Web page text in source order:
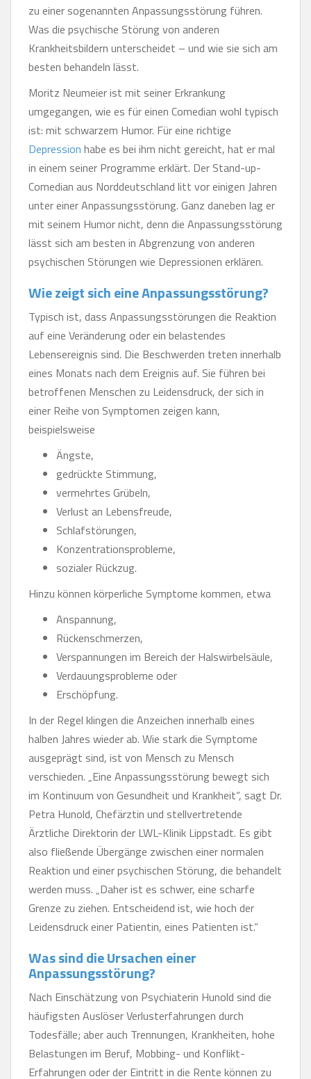
zu einer sogenannten Anpassungsstörung führen.
Was die psychische Störung von anderen
Krankheitsbildern unterscheidet – und wie sie sich am
besten behandeln lässt.
Moritz Neumeier ist mit seiner Erkrankung
umgegangen, wie es für einen Comedian wohl typisch
ist: mit schwarzem Humor. Für eine richtige
Depression habe es bei ihm nicht gereicht, hat er mal
in einem seiner Programme erklärt. Der Stand-up-
Comedian aus Norddeutschland litt vor einigen Jahren
unter einer Anpassungsstörung. Ganz daneben lag er
mit seinem Humor nicht, denn die Anpassungsstörung
lässt sich am besten in Abgrenzung von anderen
psychischen Störungen wie Depressionen erklären.
Wie zeigt sich eine Anpassungsstörung?
Typisch ist, dass Anpassungsstörungen die Reaktion
auf eine Veränderung oder ein belastendes
Lebensereignis sind. Die Beschwerden treten innerhalb
eines Monats nach dem Ereignis auf. Sie führen bei
betroffenen Menschen zu Leidensdruck, der sich in
einer Reihe von Symptomen zeigen kann,
beispielsweise
Ängste,
gedrückte Stimmung,
vermehrtes Grübeln,
Verlust an Lebensfreude,
Schlafstörungen,
Konzentrationsprobleme,
sozialer Rückzug.
Hinzu können körperliche Symptome kommen, etwa
Anspannung,
Rückenschmerzen,
Verspannungen im Bereich der Halswirbelsäule,
Verdauungsprobleme oder
Erschöpfung.
In der Regel klingen die Anzeichen innerhalb eines
halben Jahres wieder ab. Wie stark die Symptome
ausgeprägt sind, ist von Mensch zu Mensch
verschieden. „Eine Anpassungsstörung bewegt sich
im Kontinuum von Gesundheit und Krankheit“, sagt Dr.
Petra Hunold, Chefärztin und stellvertretende
Ärztliche Direktorin der LWL-Klinik Lippstadt. Es gibt
also fließende Übergänge zwischen einer normalen
Reaktion und einer psychischen Störung, die behandelt
werden muss. „Daher ist es schwer, eine scharfe
Grenze zu ziehen. Entscheidend ist, wie hoch der
Leidensdruck einer Patientin, eines Patienten ist.“
Was sind die Ursachen einer
Anpassungsstörung?
Nach Einschätzung von Psychiaterin Hunold sind die
häufigsten Auslöser Verlusterfahrungen durch
Todesfälle; aber auch Trennungen, Krankheiten, hohe
Belastungen im Beruf, Mobbing- und Konflikt-
Erfahrungen oder der Eintritt in die Rente können zu